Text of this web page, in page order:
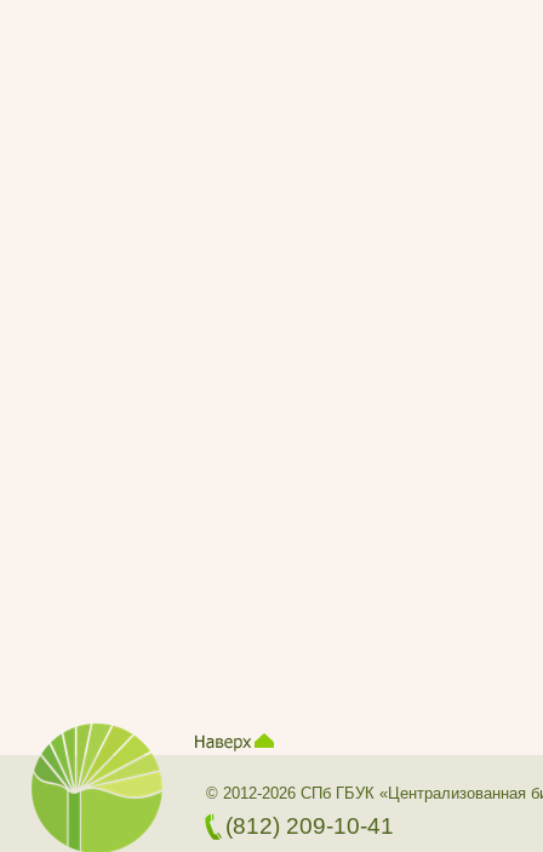
© 2012-2026 СПб ГБУК «Централизованная
(812) 209-10-41